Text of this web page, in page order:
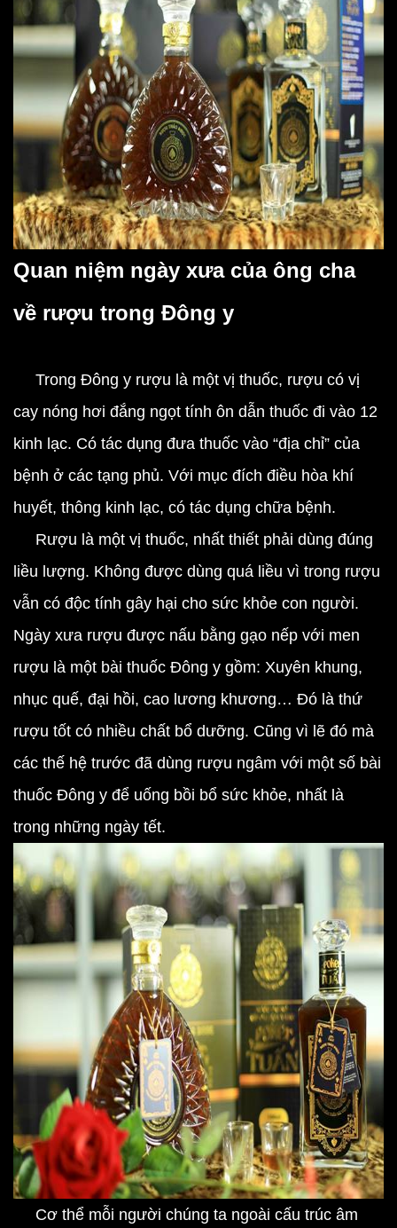
Quan niệm ngày xưa của ông cha
về rượu trong Đông y
Trong Đông y rượu là một vị thuốc, rượu có vị
cay nóng hơi đắng ngọt tính ôn dẫn thuốc đi vào 12
kinh lạc. Có tác dụng đưa thuốc vào “địa chỉ” của
bệnh ở các tạng phủ. Với mục đích điều hòa khí
huyết, thông kinh lạc, có tác dụng chữa bệnh.
Rượu là một vị thuốc, nhất thiết phải dùng đúng
liều lượng. Không được dùng quá liều vì trong rượu
vẫn có độc tính gây hại cho sức khỏe con người.
Ngày xưa rượu được nấu bằng gạo nếp với men
rượu là một bài thuốc Đông y gồm: Xuyên khung,
nhục quế, đại hồi, cao lương khương… Đó là thứ
rượu tốt có nhiều chất bổ dưỡng. Cũng vì lẽ đó mà
các thế hệ trước đã dùng rượu ngâm với một số bài
thuốc Đông y để uống bồi bổ sức khỏe, nhất là
trong những ngày tết.
Cơ thể mỗi người chúng ta ngoài cấu trúc âm